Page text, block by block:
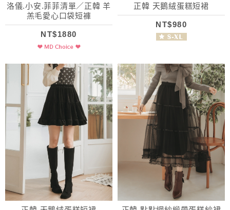
洛儀.小安.菲菲清單／正韓 羊
羔毛愛心口袋短褲
NT$1880
正韓 天鵝絨蛋糕短裙
NT$980